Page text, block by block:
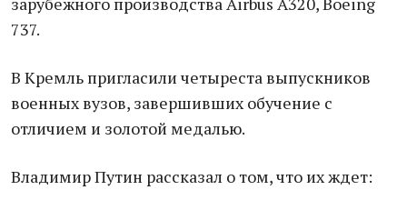
737.
В Кремль пригласили четыреста выпускников
военных вузов, завершивших обучение с
отличием и золотой медалью.
Владимир Путин рассказал о том, что их ждет: